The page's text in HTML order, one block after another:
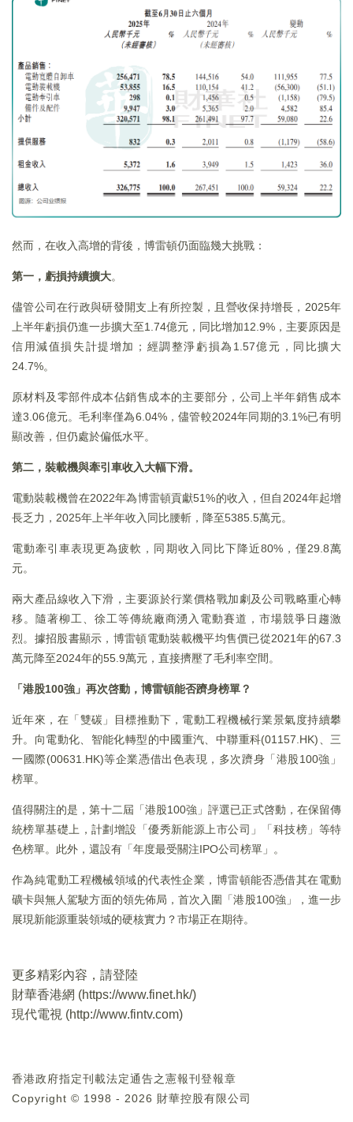
然而，在收入高增的背後，博雷頓仍面臨幾大挑戰：
第一，虧損持續擴大。
儘管公司在行政與研發開支上有所控製，且營收保持增長，2025年
上半年虧損仍進一步擴大至1.74億元，同比增加12.9%，主要原因是
信用減值損失計提增加；經調整淨虧損為1.57億元，同比擴大
24.7%。
原材料及零部件成本佔銷售成本的主要部分，公司上半年銷售成本
達3.06億元。毛利率僅為6.04%，儘管較2024年同期的3.1%已有明
顯改善，但仍處於偏低水平。
第二，裝載機與牽引車收入大幅下滑。
電動裝載機曾在2022年為博雷頓貢獻51%的收入，但自2024年起增
長乏力，2025年上半年收入同比腰斬，降至5385.5萬元。
電動牽引車表現更為疲軟，同期收入同比下降近80%，僅29.8萬
元。
兩大產品線收入下滑，主要源於行業價格戰加劇及公司戰略重心轉
移。隨著柳工、徐工等傳統廠商湧入電動賽道，市場競爭日趨激
烈。據招股書顯示，博雷頓電動裝載機平均售價已從2021年的67.3
萬元降至2024年的55.9萬元，直接擠壓了毛利率空間。
「港股100強」再次啓動，博雷頓能否躋身榜單？
近年來，在「雙碳」目標推動下，電動工程機械行業景氣度持續攀
升。向電動化、智能化轉型的中國重汽、中聯重科(01157.HK)、三
一國際(00631.HK)等企業憑借出色表現，多次躋身「港股100強」
榜單。
值得關注的是，第十二屆「港股100強」評選已正式啓動，在保留傳
統榜單基礎上，計劃增設「優秀新能源上市公司」「科技榜」等特
色榜單。此外，還設有「年度最受關注IPO公司榜單」。
作為純電動工程機械領域的代表性企業，博雷頓能否憑借其在電動
礦卡與無人駕駛方面的領先佈局，首次入圍「港股100強」，進一步
展現新能源重裝領域的硬核實力？市場正在期待。
更多精彩內容，請登陸
財華香港網 (https://www.finet.hk/)
現代電視 (http://www.fintv.com)
香港政府指定刊載法定通告之憲報刊登報章
Copyright © 1998 - 2026 財華控股有限公司